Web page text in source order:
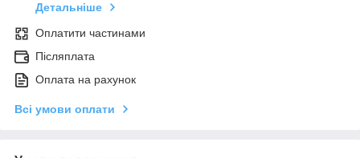
Детальніше
Оплатити частинами
Післяплата
Оплата на рахунок
Всі умови оплати